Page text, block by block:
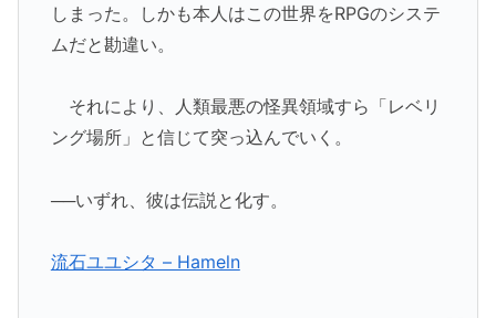
しまった。しかも本人はこの世界をRPGのシステ
ムだと勘違い。
それにより、人類最悪の怪異領域すら「レベリ
ング場所」と信じて突っ込んでいく。
──いずれ、彼は伝説と化す。
流石ユユシタ – Hameln